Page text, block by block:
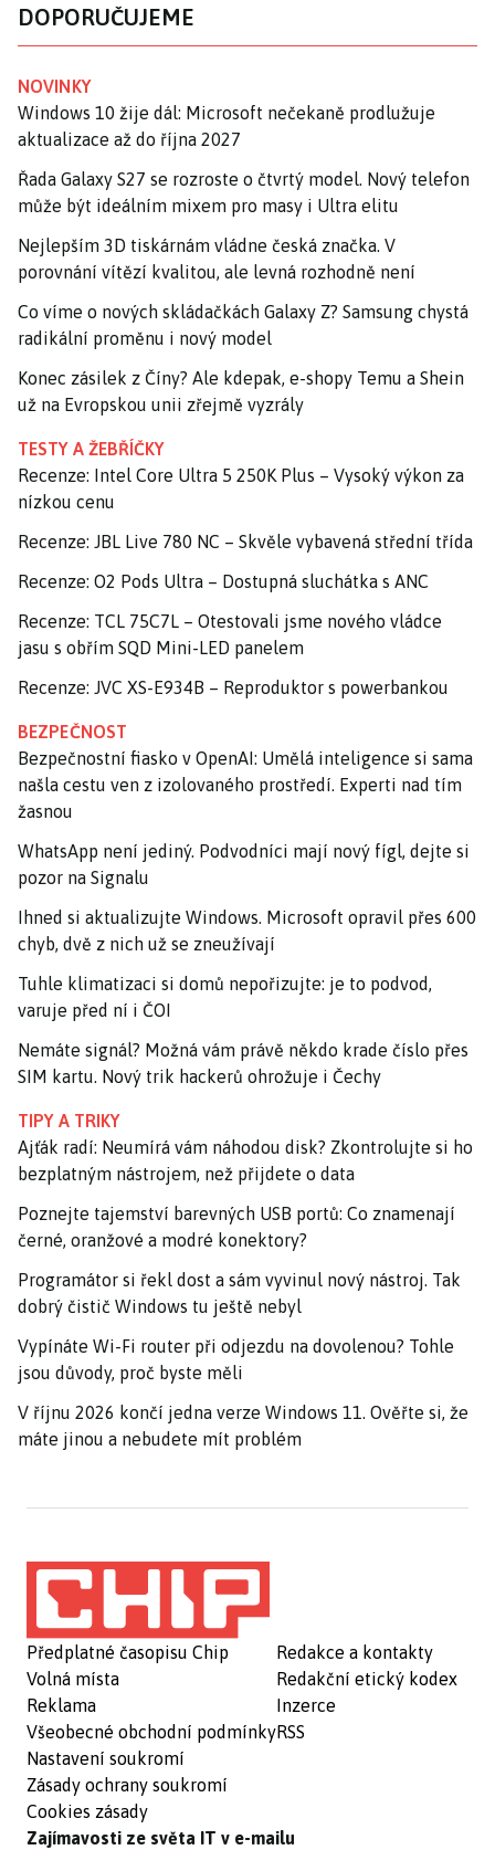
DOPORUČUJEME
NOVINKY
Windows 10 žije dál: Microsoft nečekaně prodlužuje
aktualizace až do října 2027
Řada Galaxy S27 se rozroste o čtvrtý model. Nový telefon
může být ideálním mixem pro masy i Ultra elitu
Nejlepším 3D tiskárnám vládne česká značka. V
porovnání vítězí kvalitou, ale levná rozhodně není
Co víme o nových skládačkách Galaxy Z? Samsung chystá
radikální proměnu i nový model
Konec zásilek z Číny? Ale kdepak, e-shopy Temu a Shein
už na Evropskou unii zřejmě vyzrály
TESTY A ŽEBŘÍČKY
Recenze: Intel Core Ultra 5 250K Plus – Vysoký výkon za
nízkou cenu
Recenze: JBL Live 780 NC – Skvěle vybavená střední třída
Recenze: O2 Pods Ultra – Dostupná sluchátka s ANC
Recenze: TCL 75C7L – Otestovali jsme nového vládce
jasu s obřím SQD Mini-LED panelem
Recenze: JVC XS-E934B – Reproduktor s powerbankou
BEZPEČNOST
Bezpečnostní fiasko v OpenAI: Umělá inteligence si sama
našla cestu ven z izolovaného prostředí. Experti nad tím
žasnou
WhatsApp není jediný. Podvodníci mají nový fígl, dejte si
pozor na Signalu
Ihned si aktualizujte Windows. Microsoft opravil přes 600
chyb, dvě z nich už se zneužívají
Tuhle klimatizaci si domů nepořizujte: je to podvod,
varuje před ní i ČOI
Nemáte signál? Možná vám právě někdo krade číslo přes
SIM kartu. Nový trik hackerů ohrožuje i Čechy
TIPY A TRIKY
Ajťák radí: Neumírá vám náhodou disk? Zkontrolujte si ho
bezplatným nástrojem, než přijdete o data
Poznejte tajemství barevných USB portů: Co znamenají
černé, oranžové a modré konektory?
Programátor si řekl dost a sám vyvinul nový nástroj. Tak
dobrý čistič Windows tu ještě nebyl
Vypínáte Wi-Fi router při odjezdu na dovolenou? Tohle
jsou důvody, proč byste měli
V říjnu 2026 končí jedna verze Windows 11. Ověřte si, že
máte jinou a nebudete mít problém
Předplatné časopisu Chip
Volná místa
Reklama
Všeobecné obchodní podmínky
Nastavení soukromí
Zásady ochrany soukromí
Cookies zásady
Redakce a kontakty
Redakční etický kodex
Inzerce
RSS
Zajímavosti ze světa IT v e-mailu